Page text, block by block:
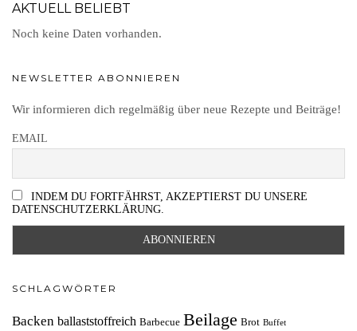
AKTUELL BELIEBT
Noch keine Daten vorhanden.
NEWSLETTER ABONNIEREN
Wir informieren dich regelmäßig über neue Rezepte und Beiträge!
EMAIL
INDEM DU FORTFÄHRST, AKZEPTIERST DU UNSERE
DATENSCHUTZERKLÄRUNG.
SCHLAGWÖRTER
Backen ballaststoffreich Barbecue Beilage Brot Buffet